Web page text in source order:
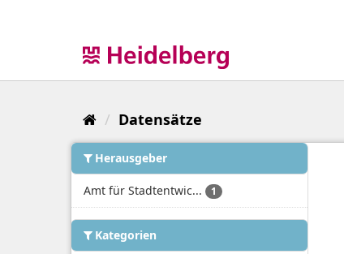
Datensätze
Herausgeber
Amt für Stadtentwic... 1
Kategorien